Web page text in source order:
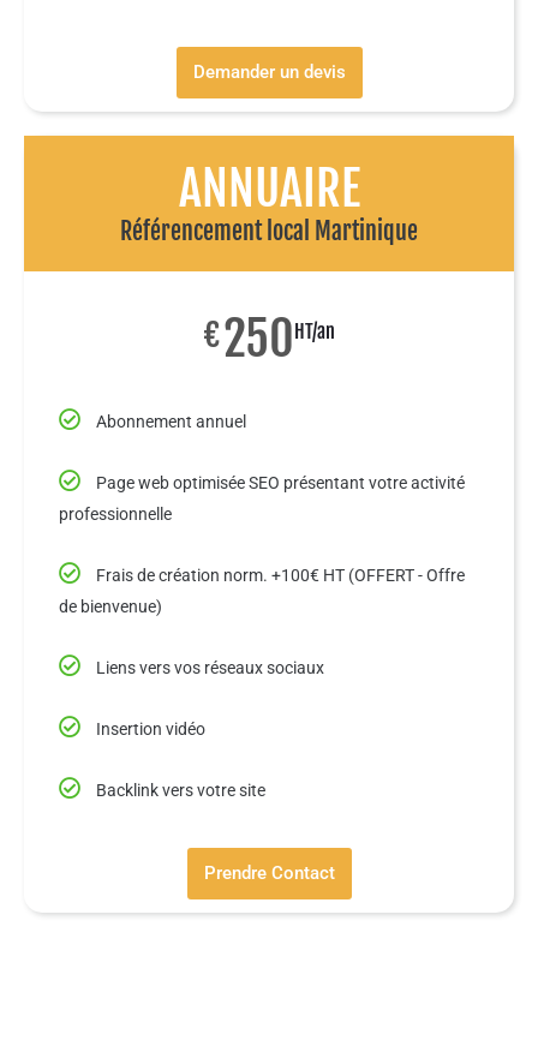
Demander un devis
ANNUAIRE
Référencement local Martinique
€250HT/an
Abonnement annuel
Page web optimisée SEO présentant votre activité
professionnelle
Frais de création norm. +100€ HT (OFFERT - Offre
de bienvenue)
Liens vers vos réseaux sociaux
Insertion vidéo
Backlink vers votre site
Prendre Contact